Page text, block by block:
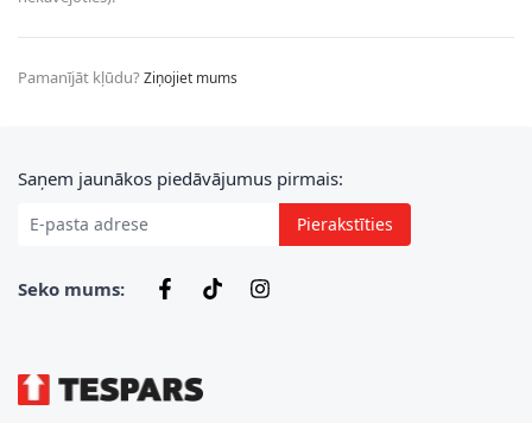
Pamanījāt kļūdu?Ziņojiet mums
E-pasta adrese
Saņem jaunākos piedāvājumus pirmais:
Pierakstīties
Seko mums: